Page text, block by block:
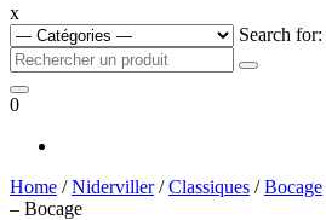
x
Search for:
0
Home /Niderviller/Classiques /Bocage
– Bocage